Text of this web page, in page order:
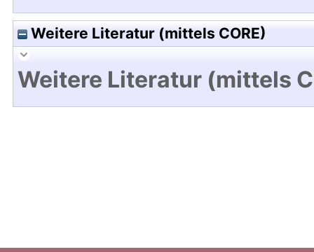
Weitere Literatur (mittels CORE)
Weitere Literatur (mittels